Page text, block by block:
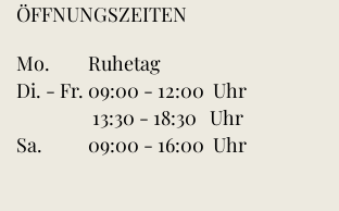
ÖFFNUNGSZEITEN
Mo.
Ruhetag
Di. - Fr. 09:00 - 12:00 Uhr
13:30 - 18:30 Uhr
Sa.
09:00 - 16:00 Uhr